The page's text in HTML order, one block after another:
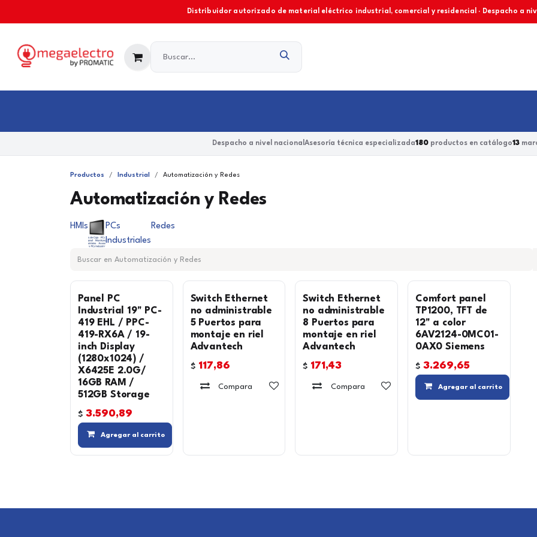
Distribuidor autorizado de material eléctrico industrial, comercial y residencial · Despacho a
Despacho a nivel nacional Asesoría técnica especializada180 productos en catálogo13
Productos Industrial Automatización y Redes
Automatización y Redes
HMIs
PCs
Industriales
Redes
Panel PC
Industrial 19" PC-
419 EHL / PPC-
419-RX6A / 19-
inch Display
(1280x1024) /
X6425E 2.0G/
16GB RAM /
512GB Storage
$ 3.590,89
Agregar al carrito
Switch Ethernet
no administrable
5 Puertos para
montaje en riel
Advantech
$ 117,86
Compara Agregar a la lista de deseos
Switch Ethernet
no administrable
8 Puertos para
montaje en riel
Advantech
$ 171,43
Compara Agregar a la lista de deseos
Comfort panel
TP1200, TFT de
12" a color
6AV2124-0MC01-
0AX0 Siemens
$ 3.269,65
Agregar al carrito